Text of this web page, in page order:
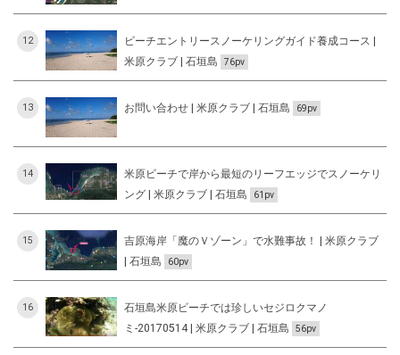
12
ビーチエントリースノーケリングガイド養成コース |
米原クラブ | 石垣島
76pv
13 お問い合わせ | 米原クラブ | 石垣島 69pv
14
米原ビーチで岸から最短のリーフエッジでスノーケリ
ング | 米原クラブ | 石垣島
61pv
15
吉原海岸「魔のＶゾーン」で水難事故！ | 米原クラブ
| 石垣島
60pv
16
石垣島米原ビーチでは珍しいセジロクマノ
ミ-20170514 | 米原クラブ | 石垣島
56pv